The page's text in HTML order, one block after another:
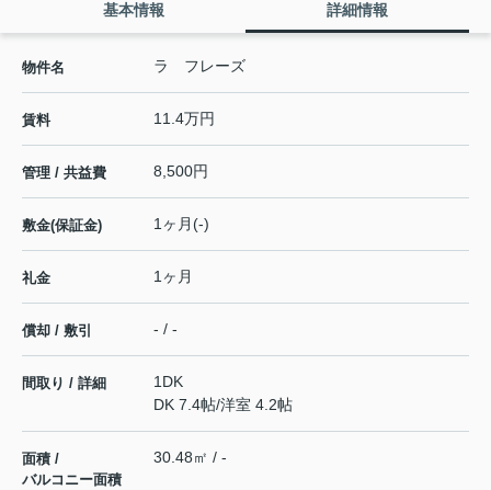
基本情報 詳細情報
物件名 ラ フレーズ
賃料 11.4万円
管理 / 共益費 8,500円
敷金(保証金) 1ヶ月(-)
礼金 1ヶ月
償却 / 敷引 - / -
間取り / 詳細
1DK
DK 7.4帖/洋室 4.2帖
面積 /
バルコニー面積
30.48㎡ / -